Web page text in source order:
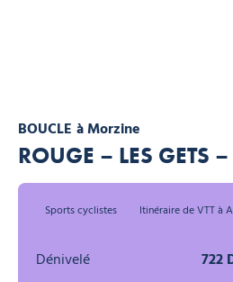
BOUCLE à Morzine
ROUGE – LES GETS
Sports cyclistes Itinéraire de VTT à
Dénivelé
722